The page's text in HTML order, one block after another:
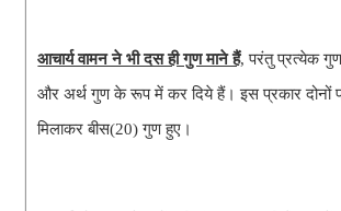
आचार्य वामन ने भी दस ही गुण माने हैं, परंतु प्रत्येक
और अर्थ गुण के रूप में कर दिये हैं। इस प्रकार दोनों
मिलाकर बीस(20) गुण हुए।